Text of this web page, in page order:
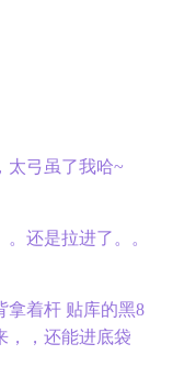
太弓虽了我哈~
还是拉进了。。
拿着杆 贴库的黑8
，，还能进底袋